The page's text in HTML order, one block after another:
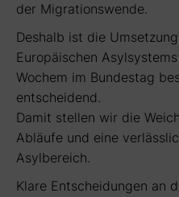
der Migrationswende.
Deshalb ist die
Europäischen
Wochem im Bundestag
entscheidend.
Damit stellen wir die
Abläufe und eine
Asylbereich.
Klare Entscheidungen an